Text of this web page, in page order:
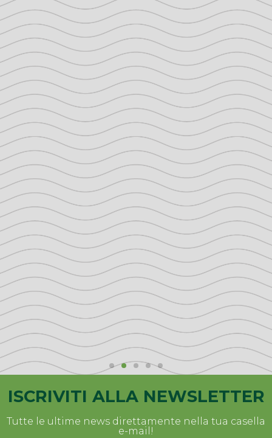
DICONO DI NOI
ISCRIVITI ALLA NEWSLETTER
Tutte le ultime news direttamente nella tua casella
e-mail!